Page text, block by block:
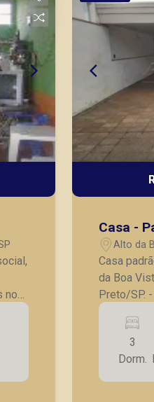
no
Casa -
Alto da
Casa
da Boa
Preto/SP. - 3 quartos com armários
embutidos
Social; -
para 3
- Cozinha
serviço; -
3
Dorm.